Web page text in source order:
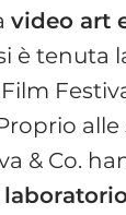
video art
è tenuta
alle
& Co.